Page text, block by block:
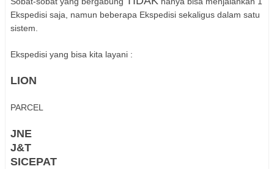
Ekspedisi saja, namun beberapa Ekspedisi sekaligus dalam satu
sistem.
Ekspedisi yang bisa kita layani :
LION
PARCEL
JNE
J&T
SICEPAT